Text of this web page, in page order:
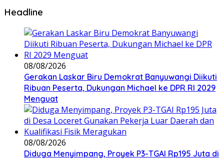
Headline
08/08/2026
Gerakan Laskar Biru Demokrat Banyuwangi Diikuti
Ribuan Peserta, Dukungan Michael ke DPR RI 2029
Menguat
08/08/2026
Diduga Menyimpang, Proyek P3-TGAI Rp195 Juta di